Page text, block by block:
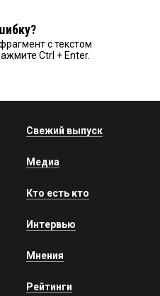
с текстом
Ctrl + Enter.
Свежий выпуск
Медиа
Кто есть кто
Интервью
Мнения
Рейтинги